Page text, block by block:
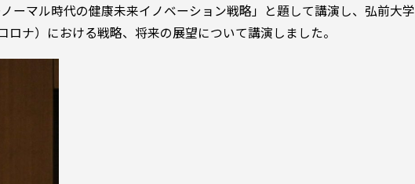
ーマル時代の健康未来イノベーション戦略」と題して講演し、弘前大学
ナ）における戦略、将来の展望について講演しました。